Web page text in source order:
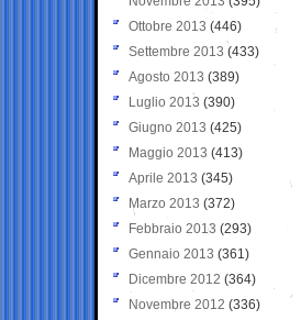
Ottobre 2013 (446)
Settembre 2013 (433)
Agosto 2013 (389)
Luglio 2013 (390)
Giugno 2013 (425)
Maggio 2013 (413)
Aprile 2013 (345)
Marzo 2013 (372)
Febbraio 2013 (293)
Gennaio 2013 (361)
Dicembre 2012 (364)
Novembre 2012 (336)